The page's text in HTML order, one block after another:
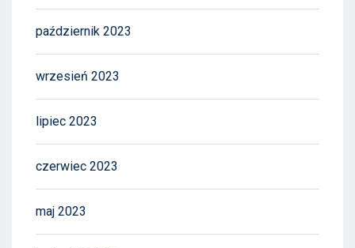
październik 2023
wrzesień 2023
lipiec 2023
czerwiec 2023
maj 2023